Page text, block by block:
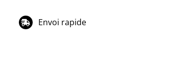
Envoi rapide